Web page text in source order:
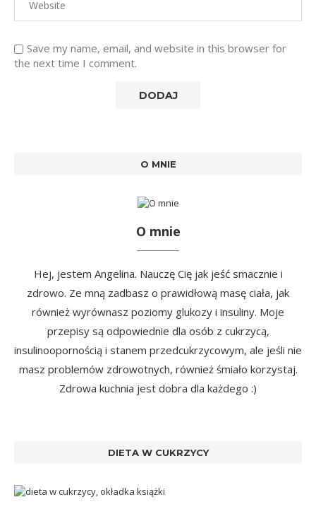
Save my name, email, and website in this browser for
the next time I comment.
O MNIE
O mnie
Hej, jestem Angelina. Nauczę Cię jak jeść smacznie i
zdrowo. Ze mną zadbasz o prawidłową masę ciała, jak
również wyrównasz poziomy glukozy i insuliny. Moje
przepisy są odpowiednie dla osób z cukrzycą,
insulinoopornością i stanem przedcukrzycowym, ale jeśli nie
masz problemów zdrowotnych, również śmiało korzystaj.
Zdrowa kuchnia jest dobra dla każdego :)
DIETA W CUKRZYCY